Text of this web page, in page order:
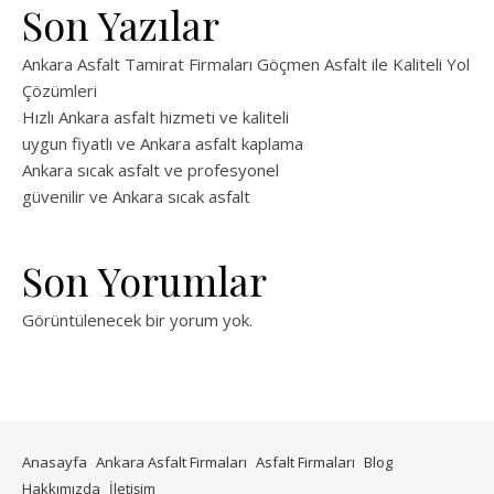
Son Yazılar
Ankara Asfalt Tamirat Firmaları Göçmen Asfalt ile Kaliteli Yol
Çözümleri
Hızlı Ankara asfalt hizmeti ve kaliteli
uygun fiyatlı ve Ankara asfalt kaplama
Ankara sıcak asfalt ve profesyonel
güvenilir ve Ankara sıcak asfalt
Son Yorumlar
Görüntülenecek bir yorum yok.
Anasayfa Ankara Asfalt Firmaları Asfalt Firmaları Blog
Hakkımızda İletişim